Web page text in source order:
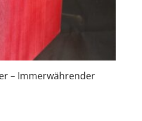
– Immerwährender